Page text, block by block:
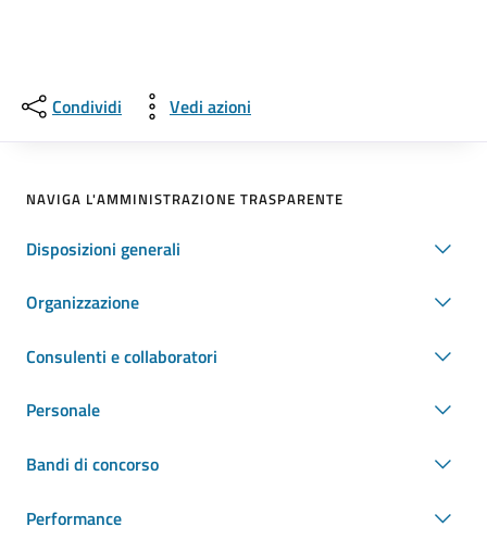
Condividi Vedi azioni
NAVIGA L'AMMINISTRAZIONE TRASPARENTE
Disposizioni generali
Organizzazione
Consulenti e collaboratori
Personale
Bandi di concorso
Performance